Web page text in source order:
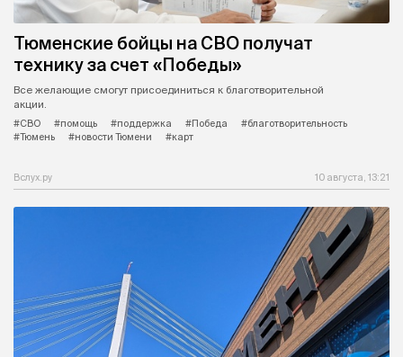
Тюменские бойцы на СВО получат
технику за счет «Победы»
Все желающие смогут присоединиться к благотворительной
акции.
#СВО
#помощь #поддержка #Победа
#благотворительность
#Тюмень
#новости Тюмени #карт
Вслух.ру 10 августа, 13:21